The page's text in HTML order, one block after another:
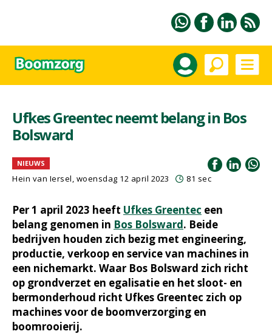
Ufkes Greentec neemt belang in Bos
Bolsward
NIEUWS
Hein van Iersel, woensdag 12 april 2023 81 sec
Per 1 april 2023 heeft Ufkes Greentec een
belang genomen in Bos Bolsward. Beide
bedrijven houden zich bezig met engineering,
productie, verkoop en service van machines in
een nichemarkt. Waar Bos Bolsward zich richt
op grondverzet en egalisatie en het sloot- en
bermonderhoud richt Ufkes Greentec zich op
machines voor de boomverzorging en
boomrooierij.